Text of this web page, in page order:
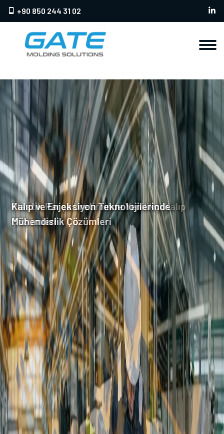
+90 850 244 31 02
Plastik Parça Üretiminde Yenilikçi Kalıp
Çözümleri